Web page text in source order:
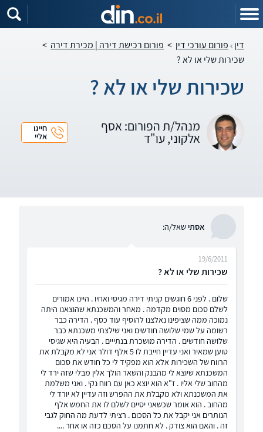
דין פורום עורכי דין > פורום רכישת דירה | מכירת דירה >
שכירות שלי או לא ?
שכירות שלי או לא ?
מנהל/ת הפורום: אסף
אלקוני, עו"ד
חייגו
אליי
אסתישאל/ה:
שכירות שלי או לא ?
19/6/2011
שלום . לפני 6 חוגשים קניתי דירה מגיסי ואחיו . היינו אמורים
לשלם סכום מסוים מקדמה . מאחר והמשכנתא שהוצאנו היתה
נמוכה ממה שציפינו נאלצנו להוסיף עוד כסף . הדירה כבר
רשומה על שמי שלושה חודשים ואני שילצתי משכנתא כבר
שלושה חודשים . הדירה מושכרת בנתייים . הבעיה היא שגיסי
טוען שמאיר ואני עדיין חייבת לו 5 אלף דולר אני לא מקבלת את
הרווח של השכירות אלא הוא מפקיד לי כל חודש את סכום
המשכנתא שיוצא לי מהבנק והשאר הולך אלין מבלי שזה ירד לי
מהחוב שלי אליו . ז"א הוא יוצא כאן עם רווח נקי . ואני משלמת
את המשכנתא ולא מקבלת את ההפרש וזה עדיין לא יורד לי
מהחוב . הוא אומר שכשאני יסיים לשלם לו את החמש אלף
הנותרים אני יקבל את כל הסכום . רציתי לדעת מה החוק לגבי
זה . והאם הוא צודק . לא חתמנו על הסכם כזה או אחר ....